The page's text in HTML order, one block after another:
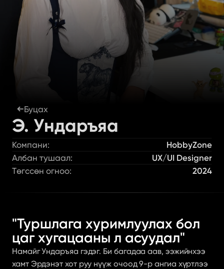
"Туршлага хуримлуулах бол
цаг хугацааны л асуудал"
Намайг Ундаръяа гэдэг. Би багадаа аав, ээжийнхээ
хамт Эрдэнэт хот руу нүүж очоод 9-р ангиа хүртлээ
Компани:
HobbyZone
Албан тушаал:
UX/UI Designer
Төгссөн огноо:
2024
Буцах
Э. Ундаръяа